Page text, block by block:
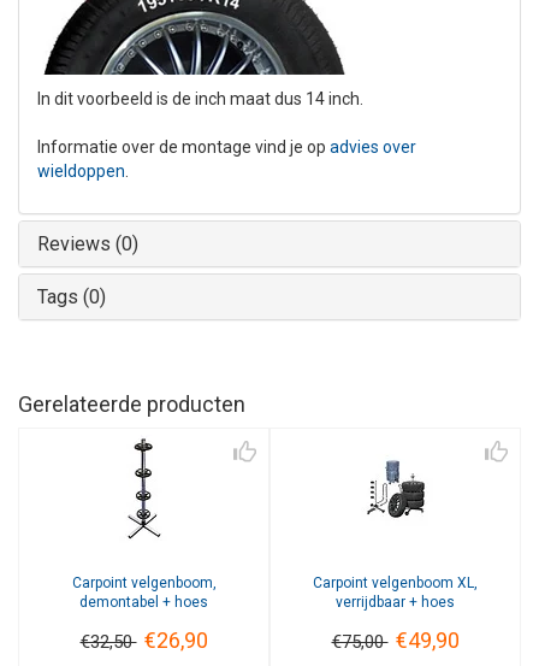
In dit voorbeeld is de inch maat dus 14 inch.
Informatie over de montage vind je op advies over
wieldoppen.
Reviews (0)
Tags (0)
Gerelateerde producten
Carpointvelgenboom,
demontabel + hoes
€32,50 €26,90
Carpoint velgenboom XL,
verrijdbaar + hoes
€75,00 €49,90